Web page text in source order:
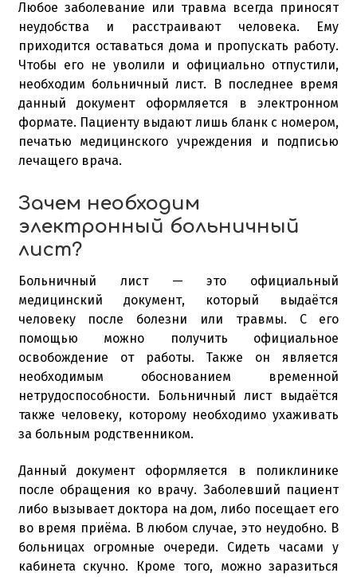
Любое заболевание или травма всегда приносят
неудобства и расстраивают человека. Ему
приходится оставаться дома и пропускать работу.
Чтобы его не уволили и официально отпустили,
необходим больничный лист. В последнее время
данный документ оформляется в электронном
формате. Пациенту выдают лишь бланк с номером,
печатью медицинского учреждения и подписью
лечащего врача.
Зачем необходим
электронный больничный
лист?
Больничный лист — это официальный
медицинский документ, который выдаётся
человеку после болезни или травмы. С его
помощью можно получить официальное
освобождение от работы. Также он является
необходимым обоснованием временной
нетрудоспособности. Больничный лист выдаётся
также человеку, которому необходимо ухаживать
за больным родственником.
Данный документ оформляется в поликлинике
после обращения ко врачу. Заболевший пациент
либо вызывает доктора на дом, либо посещает его
во время приёма. В любом случае, это неудобно. В
больницах огромные очереди. Сидеть часами у
кабинета скучно. Кроме того, можно заразиться